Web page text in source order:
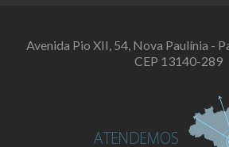
Avenida Pio XII, 54, Nova Paulínia -
CEP 13140-289